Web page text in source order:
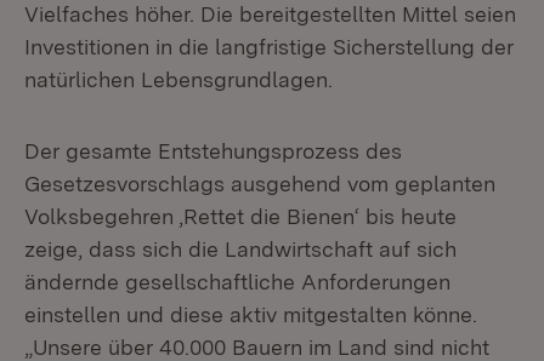
Vielfaches höher. Die bereitgestellten Mittel seien
Investitionen in die langfristige Sicherstellung der
natürlichen Lebensgrundlagen.
Der gesamte Entstehungsprozess des
Gesetzesvorschlags ausgehend vom geplanten
Volksbegehren ‚Rettet die Bienen‘ bis heute
zeige, dass sich die Landwirtschaft auf sich
ändernde gesellschaftliche Anforderungen
einstellen und diese aktiv mitgestalten könne.
„Unsere über 40.000 Bauern im Land sind nicht